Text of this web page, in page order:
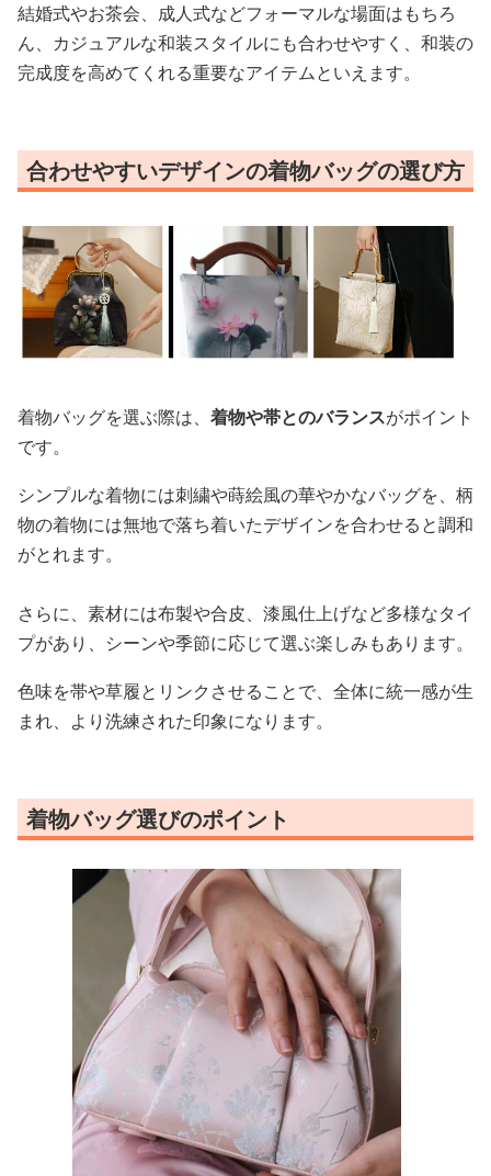
結婚式やお茶会、成人式などフォーマルな場面はもちろ
ん、カジュアルな和装スタイルにも合わせやすく、和装の
完成度を高めてくれる重要なアイテムといえます。
合わせやすいデザインの着物バッグの選び方
着物バッグを選ぶ際は、 着物や帯とのバランスがポイント
です。
シンプルな着物には刺繍や蒔絵風の華やかなバッグを、柄
物の着物には無地で落ち着いたデザインを合わせると調和
がとれます。
さらに、素材には布製や合皮、漆風仕上げなど多様なタイ
プがあり、シーンや季節に応じて選ぶ楽しみもあります。
色味を帯や草履とリンクさせることで、全体に統一感が生
まれ、より洗練された印象になります。
着物バッグ選びのポイント